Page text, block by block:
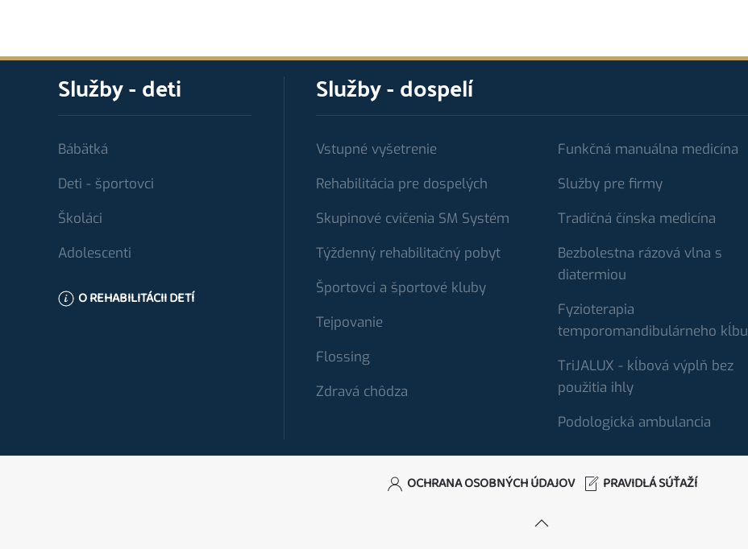
Služby - deti
Bábätká
Deti - športovci
Školáci
Adolescenti
O REHABILITÁCII DETÍ
Služby - dospelí
Vstupné vyšetrenie
Rehabilitácia pre dospelých
Skupinové cvičenia SM Systém
Týždenný rehabilitačný pobyt
Športovci a športové kluby
Tejpovanie
Flossing
Zdravá chôdza
Funkčná manuálna medicína
Služby pre firmy
Tradičná čínska medicína
Bezbolestna rázová vlna s
diatermiou
Fyzioterapia
temporomandibulárneho kĺbu
TriJALUX - kĺbová výplň bez
použitia ihly
Podologická ambulancia
OCHRANA OSOBNÝCH ÚDAJOV PRAVIDLÁ SÚŤAŽÍ